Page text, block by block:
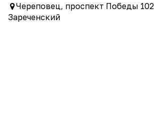
Череповец, проспект Победы 102
Зареченский